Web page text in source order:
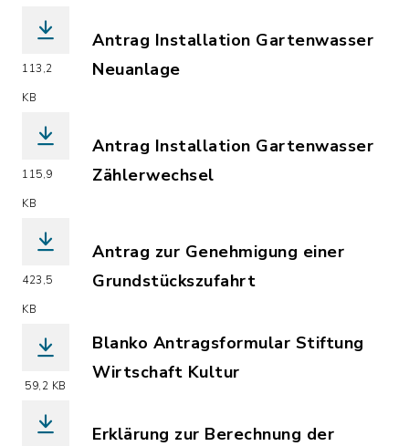
113,2
KB
Antrag Installation Gartenwasser
Neuanlage
115,9
KB
Antrag Installation Gartenwasser
Zählerwechsel
423,5
KB
Antrag zur Genehmigung einer
Grundstückszufahrt
59,2 KB
Blanko Antragsformular Stiftung
Wirtschaft Kultur
Erklärung zur Berechnung der